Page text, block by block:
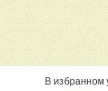
В избранном